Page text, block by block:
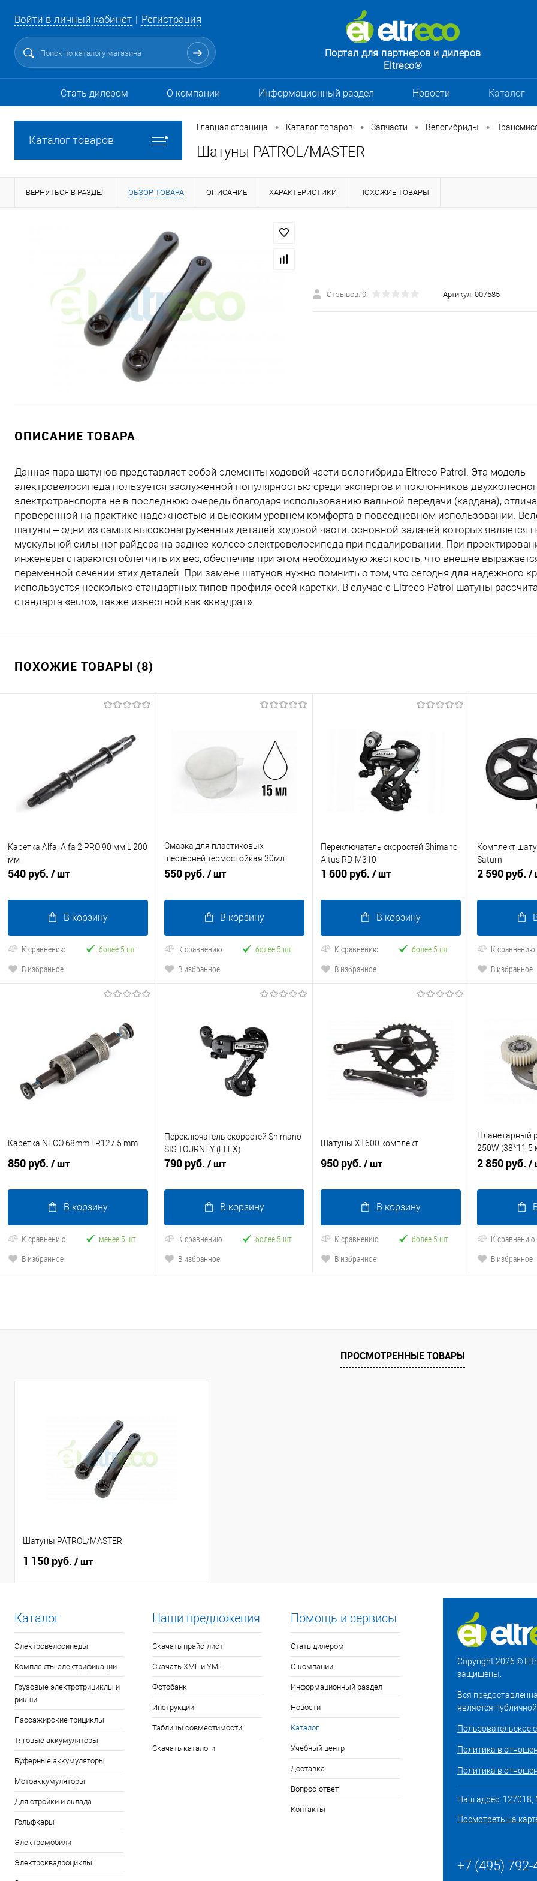
Войти в личный кабинет Регистрация
Портал для партнеров и дилеров
Eltreco®
Стать дилером О компании Информационный раздел Новости Каталог
Каталог товаров
Главная страница • Каталог товаров • Запчасти • Велогибриды •
Шатуны PATROL/MASTER
ВЕРНУТЬСЯ В РАЗДЕЛ ОБЗОР ТОВАРА ОПИСАНИЕ ХАРАКТЕРИСТИКИ ПОХОЖИЕ ТОВАРЫ
Отзывов: 0 Артикул: 007585
ОПИСАНИЕ ТОВАРА
Данная пара шатунов представляет собой элементы ходовой части велогибрида Eltreco Patrol. Эта модель
электровелосипеда пользуется заслуженной популярностью среди экспертов и поклонников
электротранспорта не в последнюю очередь благодаря использованию вальной передачи (кардана),
проверенной на практике надежностью и высоким уровнем комфорта в повседневном использовании.
шатуны – одни из самых высоконагруженных деталей ходовой части, основной задачей которых является
мускульной силы ног райдера на заднее колесо электровелосипеда при педалировании. При
инженеры стараются облегчить их вес, обеспечив при этом необходимую жесткость, что внешне
переменной сечении этих деталей. При замене шатунов нужно помнить о том, что сегодня для надежного
используется несколько стандартных типов профиля осей каретки. В случае с Eltreco Patrol шатуны
стандарта «euro», также известной как «квадрат».
ПОХОЖИЕ ТОВАРЫ (8)
Каретка Alfa, Alfa 2 PRO 90 мм L 200
мм
540 руб. / шт
В корзину
К сравнению
более 5 шт
В избранное
Смазка для пластиковых
шестерней термостойкая 30мл
белая
550 руб. / шт
В корзину
К сравнению
более 5 шт
В избранное
Переключатель скоростей Shimano
Altus RD-M310
1 600 руб. / шт
В корзину
К сравнению
более 5 шт
В избранное
Комплект
Saturn
2 590 руб. /
К сравнению
В избранное
Каретка NECO 68mm LR127.5 mm
850 руб. / шт
В корзину
К сравнению
менее 5 шт
В избранное
Переключатель скоростей Shimano
SIS TOURNEY (FLEX)
790 руб. / шт
В корзину
К сравнению
более 5 шт
В избранное
Шатуны XT600 комплект
950 руб. / шт
В корзину
К сравнению
более 5 шт
В избранное
Планетарный
250W (38*11,5
2 850 руб. /
К сравнению
В избранное
ПРОСМОТРЕННЫЕ ТОВАРЫ
Шатуны PATROL/MASTER
1 150 руб. / шт
Каталог
Электровелосипеды
Комплекты электрификации
Грузовые электротрициклы и
рикши
Пассажирские трициклы
Тяговые аккумуляторы
Буферные аккумуляторы
Мотоаккумуляторы
Для стройки и склада
Гольфкары
Электромобили
Электроквадроциклы
Наши предложения
Скачать прайс-лист
Скачать XML и YML
Фотобанк
Инструкции
Таблицы совместимости
Скачать каталоги
Помощь и сервисы
Стать дилером
О компании
Информационный раздел
Новости
Каталог
Учебный центр
Доставка
Вопрос-ответ
Контакты
Copyright 2026 ©
защищены.
Вся
является
Пользовательское
Политика в
Политика в
Наш адрес: 127018,
Посмотреть на
+7 (495) 792-